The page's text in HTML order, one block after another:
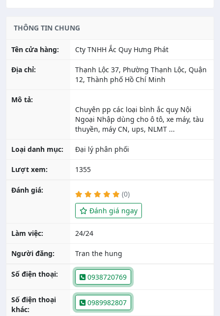
THÔNG TIN CHUNG
Tên cửa hàng: Cty TNHH Ắc Quy Hưng Phát
Địa chỉ:
Thạnh Lộc 37, Phường Thạnh Lộc, Quận
12, Thành phố Hồ Chí Minh
Mô tả:
Chuyên pp các loại bình ắc quy Nội
Ngoại Nhập dùng cho ô tô, xe máy, tàu
Loại danh mục: Đại lý phân phối
Lượt xem: 1355
Đánh giá:
(0)
Đánh giá ngay
Làm việc: 24/24
Người đăng: Tran the hung
Số điện thoại: 0938720769
Số điện thoại
khác:
0989982807